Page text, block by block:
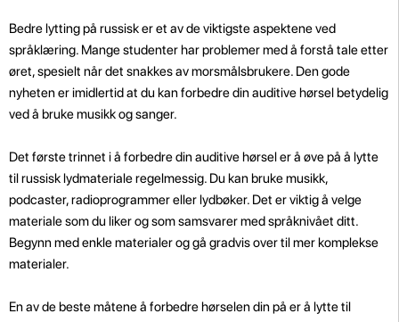
Bedre lytting på russisk er et av de viktigste aspektene ved
språklæring. Mange studenter har problemer med å forstå tale etter
øret, spesielt når det snakkes av morsmålsbrukere. Den gode
nyheten er imidlertid at du kan forbedre din auditive hørsel betydelig
ved å bruke musikk og sanger.
Det første trinnet i å forbedre din auditive hørsel er å øve på å lytte
til russisk lydmateriale regelmessig. Du kan bruke musikk,
podcaster, radioprogrammer eller lydbøker. Det er viktig å velge
materiale som du liker og som samsvarer med språknivået ditt.
Begynn med enkle materialer og gå gradvis over til mer komplekse
materialer.
En av de beste måtene å forbedre hørselen din på er å lytte til